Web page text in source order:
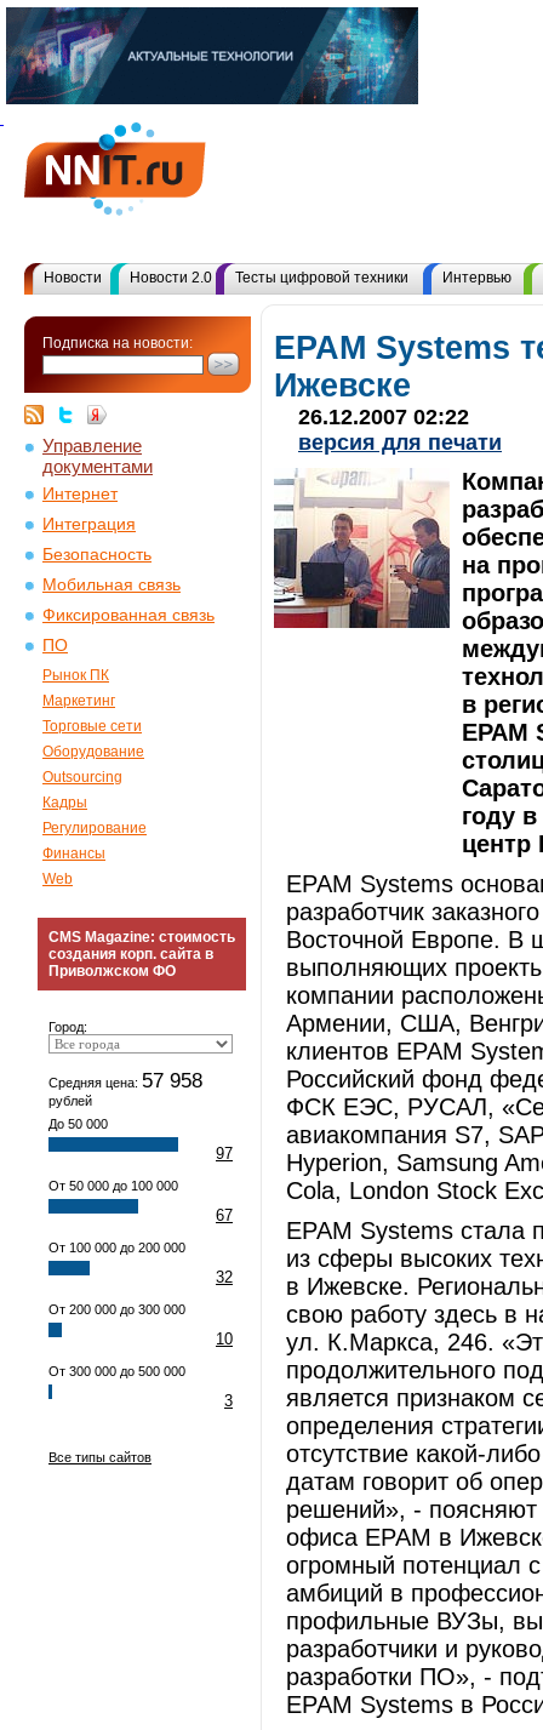
Новости Новости 2.0 Тесты цифровой техники Интервью
Подписка на новости:
Управление
документами
Интернет
Интеграция
Безопасность
Мобильная связь
Фиксированная связь
ПО
Рынок ПК
Маркетинг
Торговые сети
Оборудование
Outsourcing
Кадры
Регулирование
Финансы
Web
CMS Magazine: стоимость
создания корп. сайта в
Приволжском ФО
Город:
Средняя цена: 57 958
рублей
До 50 000
97
От 50 000 до 100 000
67
От 100 000 до 200 000
32
От 200 000 до 300 000
10
От 300 000 до 500 000
3
Все типы сайтов
ЕРАМ Systems
Ижевске
26.12.2007 02:22
версия для печати
на
в
ЕРАМ
году
EPAM Systems
разработчик
Восточной Европе. В
выполняющих
компании
Армении, США,
клиентов EPAM
Российский фонд
ФСК ЕЭС, РУСАЛ,
авиакомпания S7,
Hyperion, Samsung
Cola, London Stock
ЕРАМ Systems стала
из сферы высоких
в Ижевске.
свою работу здесь в
ул. К.Маркса, 246.
продолжительного
является признаком
определения
отсутствие какой-
датам говорит об
решений», -
офиса ЕРАМ в
огромный потенциал
амбиций в
профильные ВУЗы,
разработчики и
разработки ПО», -
EPAM Systems в